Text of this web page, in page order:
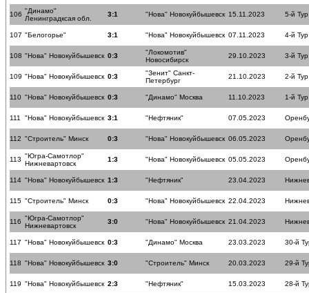
106 "Динамо"
Ленинградксая обл.
3:1 "Нова" Новокуйбышевск 15.11.2023 5-й Тур
107 "Белогорье" 3:1 "Нова" Новокуйбышевск 07.11.2023 4-й Тур
108 "Нова" Новокуйбышевск 0:3
"Локомотив"
Новосибирск
29.10.2023 3-й Тур
109 "Нова" Новокуйбышевск 0:3
"Зенит" Санкт-
Петербург
21.10.2023 2-й Тур
110 "Нова" Новокуйбышевск 0:3 "Динамо" Москва 11.10.2023 1-й Тур
111 "Нова" Новокуйбышевск 3:1 "Нефтяник" 07.05.2023
112 "Строитель" Минск 0:3 "Нова" Новокуйбышевск 06.05.2023
113 "Югра-Самотлор"
Нижневартовск
1:3 "Нова" Новокуйбышевск 05.05.2023
114 "Нова" Новокуйбышевск 1:3 "Нефтяник" 23.04.2023
115 "Строитель" Минск 0:3 "Нова" Новокуйбышевск 22.04.2023
116 "Югра-Самотлор"
Нижневартовск
3:0 "Нова" Новокуйбышевск 21.04.2023
117 "Нова" Новокуйбышевск 0:3 "Динамо" Москва 23.03.2023 30-й
118 "Нова" Новокуйбышевск 3:0 "Строитель" Минск 20.03.2023 29-й
119 "Нова" Новокуйбышевск 2:3 "Нефтяник" 15.03.2023 28-й